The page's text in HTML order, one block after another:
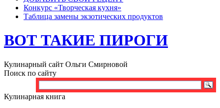
Конкурс «Творческая кухня»
Таблица замены экзотических продуктов
ВОТ ТАКИЕ ПИРОГИ
Кулинарный сайт Ольги Смирновой
Поиск по сайту
Кулинарная книга